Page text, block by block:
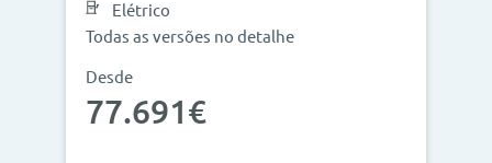
Elétrico
Todas as versões no detalhe
Desde
77.691€